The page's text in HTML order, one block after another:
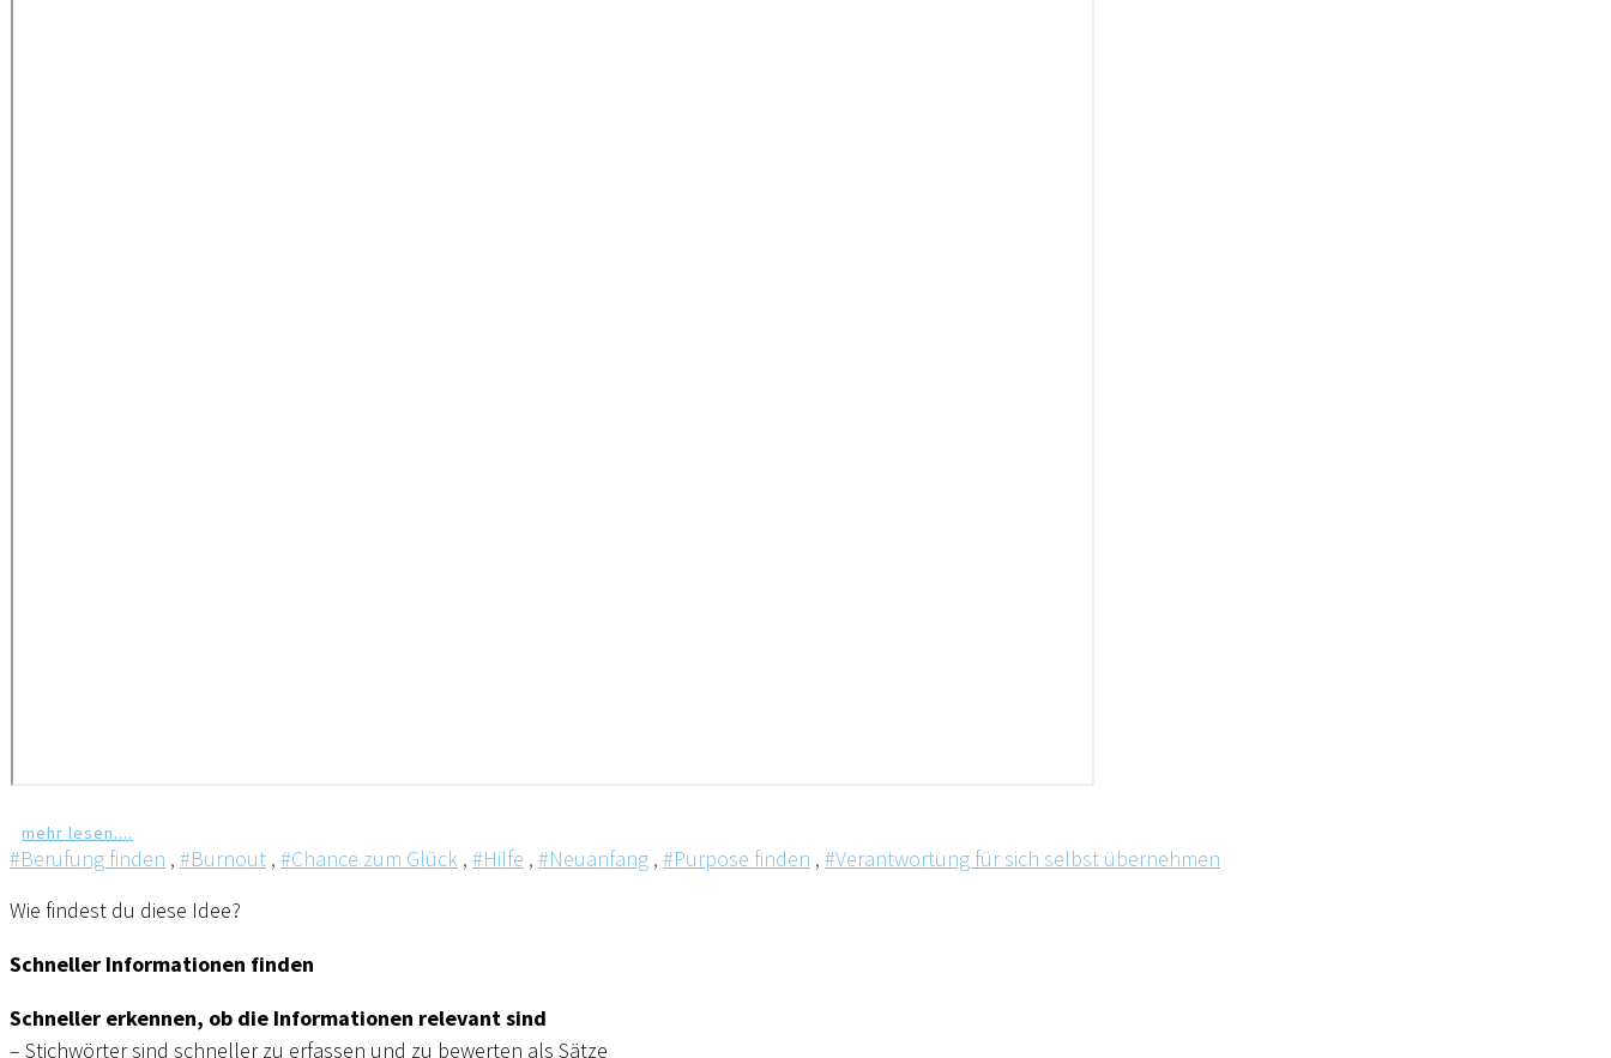
mehr lesen....
#Berufung finden , #Burnout , #Chance zum Glück , #Hilfe , #Neuanfang , #Purpose finden , #Verantwortung für sich selbst übernehmen
Wie findest du diese Idee?
Schneller Informationen finden
Schneller erkennen, ob die Informationen relevant sind
– Stichwörter sind schneller zu erfassen und zu bewerten als Sätze